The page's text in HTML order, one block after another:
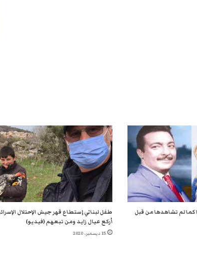
كما لم تشاهدها من قبل
طفل لبناني إستطاع قهر جيش الإحتلال
أركع عيال زايد ومن تبعهم (فيديو)
15 ديسمبر، 2020